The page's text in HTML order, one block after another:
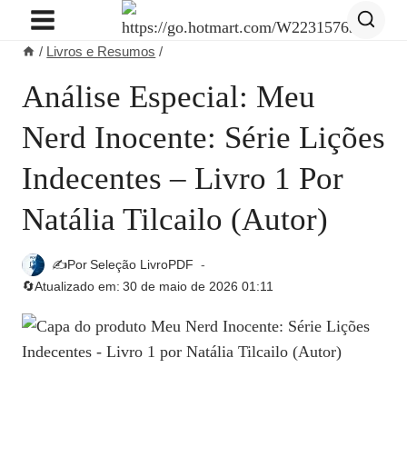
Pular
Conteúdo
/ Livros e Resumos /
Análise Especial: Meu
Nerd Inocente: Série Lições
Indecentes – Livro 1 Por
Natália Tilcailo (Autor)
✍️PorSeleção LivroPDF
🔄Atualizado em: 30 de maio de 2026 01:11